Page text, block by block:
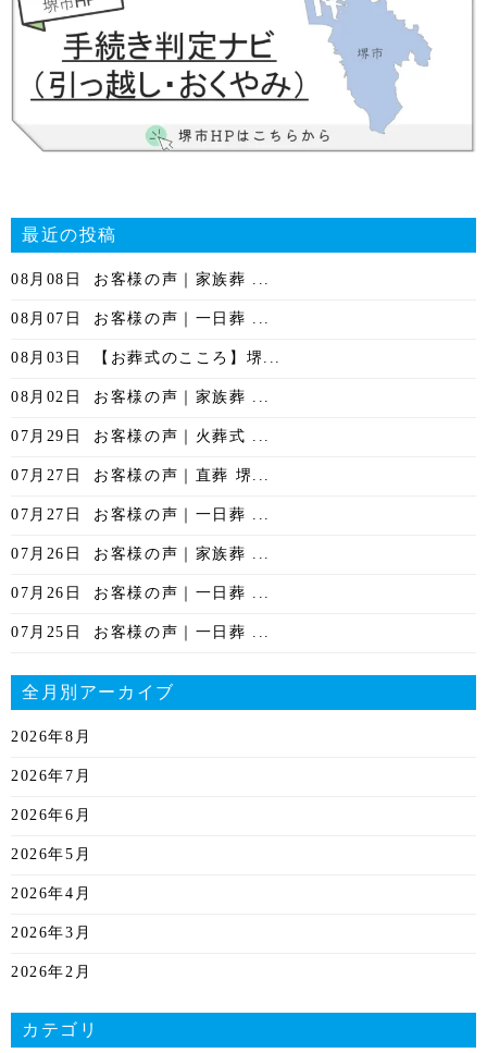
最近の投稿
08月08日 お客様の声｜家族葬 ...
08月07日 お客様の声｜一日葬 ...
08月03日 【お葬式のこころ】堺...
08月02日 お客様の声｜家族葬 ...
07月29日 お客様の声｜火葬式 ...
07月27日 お客様の声｜直葬 堺...
07月27日 お客様の声｜一日葬 ...
07月26日 お客様の声｜家族葬 ...
07月26日 お客様の声｜一日葬 ...
07月25日 お客様の声｜一日葬 ...
全月別アーカイブ
2026年8月
2026年7月
2026年6月
2026年5月
2026年4月
2026年3月
2026年2月
2026年1月
カテゴリ